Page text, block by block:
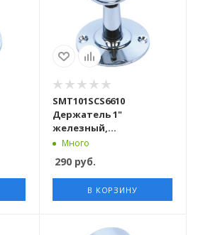
SMT101SCS6610
Держатель 1"
железный,
хромированный 100
штук в упаковке
Много
290руб.
В КОРЗИНУ